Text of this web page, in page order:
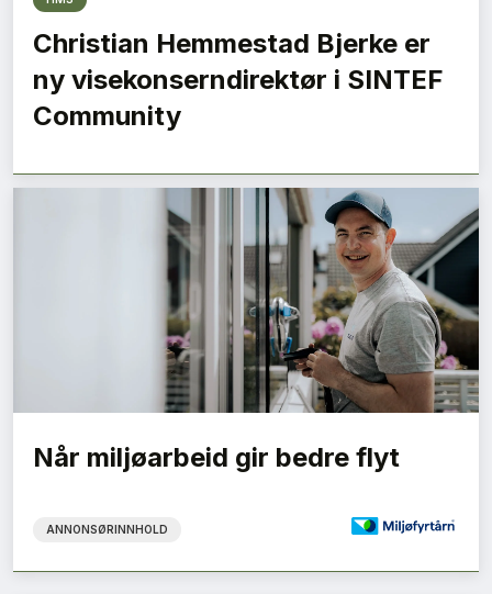
Christian Hemmestad Bjerke er
ny visekonserndirektør i SINTEF
Community
Når miljøarbeid gir bedre flyt
ANNONSØRINNHOLD